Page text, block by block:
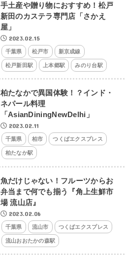
手土産や贈り物におすすめ！松戸
新田のカステラ専門店「さかえ
屋」
2023.02.15
千葉県 松戸市 新京成線
松戸新田駅 上本郷駅 みのり台駅
柏たなかで異国体験！？インド・
ネパール料理
「AsianDiningNewDelhi」
2023.02.11
千葉県 柏市 つくばエクスプレス
柏たなか駅
魚だけじゃない！フルーツからお
弁当まで何でも揃う『角上生鮮市
場 流山店』
2023.02.06
千葉県 流山市 つくばエクスプレス
流山おおたかの森駅